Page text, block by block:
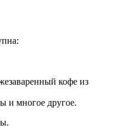
кофе из
и многое другое.